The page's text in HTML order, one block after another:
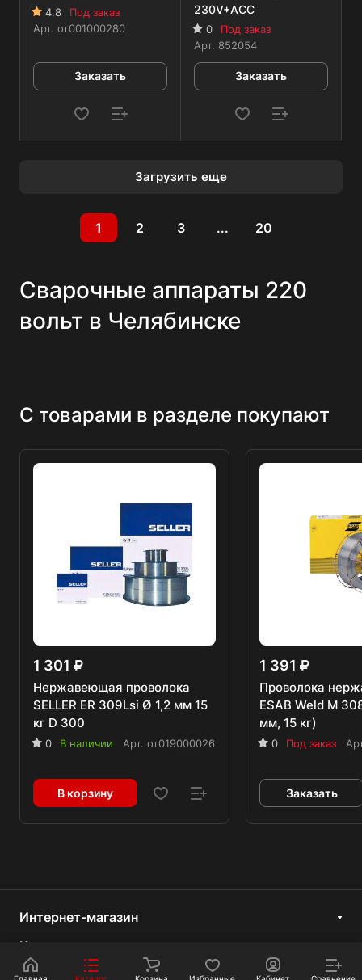
4.8
Под заказ
Арт. от001000280
Заказать
230V+ACC
0
Под заказ
Арт. 852054
Заказать
Загрузить еще
1 2 3 ... 20
Сварочные аппараты 220
вольт в Челябинске
С товарами в разделе покупают
1 301
Нержавеющая проволока
SELLER ER 309Lsi Ø 1,2 мм 15
кг D 300
0 В наличии Арт. от019000026
В корзину
1 391
Проволока
ESAB Weld M
мм, 15 кг)
0 Под заказ
Заказать
Интернет-магазин
Компания
Информация